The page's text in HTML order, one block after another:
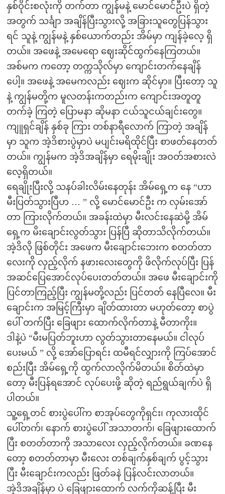
နှစ်ဝိုင်းစလုံးကို တက်တာ ကျွန်မနဲ့ မောင်မောင်ဦးပဲ ရှိတဲ့
အတွက် သင်္ချာ အချိန်ပြီးသွားလို့ အခြားသူတွေပြန်သွား
ရင် သူနဲ့ ကျွန်မနဲ့ နှစ်ယောက်တည်း အိမ်မှာ ကျန်ခဲ့လေ့ ရှိ
တယ်။ အဖေနဲ့ အမေရော ဈေးဆိုင်ထွက်နေကြတယ်။
အစ်မက ကတော့ တက္ကသိုလ်မှာ ကျောင်းတက်နေချိန်
ပေါ့။ အဖေနဲ့ အမေကလည်း ဈေးက ဆိုင်မှာ။ ပြီးတော့ သူ
နဲ့ ကျွန်မတို့က မူလတန်းကတည်းက ကျောင်းအတူတူ
တက်ခဲ့ ကြတဲ့ ပြောမနာ ဆိုမနာ ငယ်သူငယ်ချင်းတွေ။
ကျူရှင်ချိန် နှစ်ခု ကြား တစ်နာရီလောက် ကြာတဲ့ အချိန်
မှာ သူက အဲ့ဒိစားပွဲမှာပဲ မပျင်းမရိထိုင်ပြီး စာဖတ်နေတတ်
တယ်။ ကျွန်မက အဲ့ဒိအချိန်မှာ ရေမိုးချိုး အဝတ်အစားလဲ
လေ့ရှိတယ်။
ရေချိုးပြီးလို့ သနပ်ခါးလိမ်းနေတုန်း အိမ်ရှေ့က နေ “ဟာ
မီးပြတ်သွားပြီဟ … ” လို့ မောင်မောင်ဦး က လှမ်းအော်
တာ ကြားလိုက်တယ်။ အခန်းထဲမှာ မီးလင်းနေဆဲမို့ အိမ်
ရှေ့က မိးချောင်းလွတ်သွား ပြန်ပြီ ဆိုတာသိလိုက်တယ်။
အဲ့ဒိလို ဖြစ်တိုင်း အဖေက မီးချောင်းဘေးက စတတ်တာ
လေးကို လှည့်လိုက် နဖားလေးတွေကို ဖိလိုက်လုပ်ပြီး ပြန်
အဆင်ပြေအောင်လုပ်ပေးတတ်တယ်။ အဖေ မီးချောင်းကို
ပြင်တာကြည့်ပြီး ကျွန်မတို့လည်း ပြင်တတ် နေပြီလေ။ မီး
ချောင်းက အမြင့်ကြီးမှာ ချိတ်ထားတာ မဟုတ်တော့ စာပွဲ
ပေါ် တက်ပြီး ခြေဖျား ထောက်လိုက်တာနဲ့ မီတာကိုး။
ဒါနဲ့ပဲ “မီးမပြတ်ဘူးဟာ လွတ်သွားတာနေမယ်။ ငါလုပ်
ပေးမယ် ” လို့ အော်ပြောရင်း ထမီရင်လျှားကို ကြပ်အောင်
စည်းပြီး အိမ်ရှေ့ကို ထွက်လာလိုက်မိတယ်။ စိတ်ထဲမှာ
တော့ မီးပြန်ရအောင် လုပ်ပေးဖို့ ဆိုတဲ့ ရည်ရွယ်ချက်ပဲ ရှိ
ပါတယ်။
သူ့ရှေ့တင် စားပွဲပေါ်က စာအုပ်တွေကိုရှင်း၊ ကုလားထိုင်
ပေါ်တက်၊ နောက် စားပွဲပေါ် အသာတက်၊ ခြေဖျားထောက်
ပြီး စတတ်တာကို အသာလေး လှည့်လိုက်တယ်။ ခဏနေ
တော့ စတတ်တာမှာ မီးလေး တစ်ချက်နှစ်ချက် ပွင့်သွား
ပြီး မီးချောင်းကလည်း ဖြတ်ခနဲ ပြန်လင်းလာတယ်။
အဲ့ဒိအချိန်မှာ ပဲ ခြေဖျားထောက် လက်ကိုဆန့်ပြီး မီး